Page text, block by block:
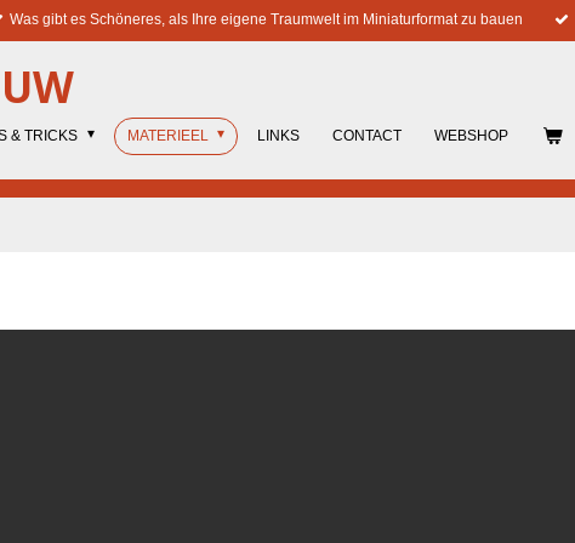
Was gibt es Schöneres, als Ihre eigene Traumwelt im Miniaturformat zu bauen
& TRICKS MATERIEEL LINKS CONTACT WEBSHOP